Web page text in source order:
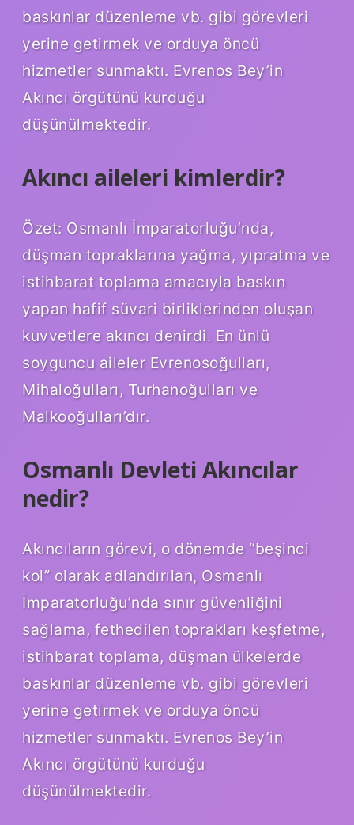
baskınlar düzenleme vb. gibi görevleri
yerine getirmek ve orduya öncü
hizmetler sunmaktı. Evrenos Bey’in
Akıncı örgütünü kurduğu
düşünülmektedir.
Akıncı aileleri kimlerdir?
Özet: Osmanlı İmparatorluğu’nda,
düşman topraklarına yağma, yıpratma ve
istihbarat toplama amacıyla baskın
yapan hafif süvari birliklerinden oluşan
kuvvetlere akıncı denirdi. En ünlü
soyguncu aileler Evrenosoğulları,
Mihaloğulları, Turhanoğulları ve
Malkooğulları’dır.
Osmanlı Devleti Akıncılar
nedir?
Akıncıların görevi, o dönemde “beşinci
kol” olarak adlandırılan, Osmanlı
İmparatorluğu’nda sınır güvenliğini
sağlama, fethedilen toprakları keşfetme,
istihbarat toplama, düşman ülkelerde
baskınlar düzenleme vb. gibi görevleri
yerine getirmek ve orduya öncü
hizmetler sunmaktı. Evrenos Bey’in
Akıncı örgütünü kurduğu
düşünülmektedir.